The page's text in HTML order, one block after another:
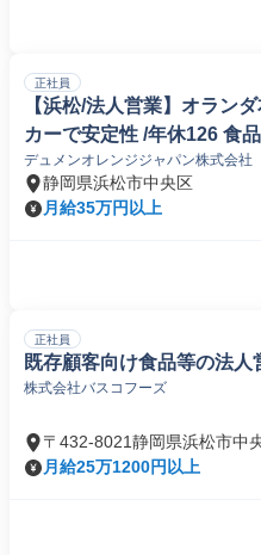
正社員
【浜松/法人営業】オラン
カーで安定性 /年休126 食
デュメンオレンジジャパン株式会社
静岡県浜松市中央区
月給35万円以上
正社員
既存顧客向け食品等の法人
株式会社バスコフーズ
〒432-8021静岡県浜松市中
月給25万1200円以上